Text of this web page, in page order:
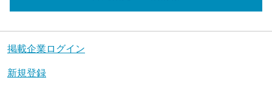
掲載企業ログイン
新規登録